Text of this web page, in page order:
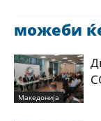
можеби
Македонија